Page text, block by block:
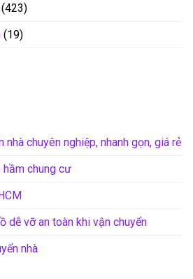
(423)
(19)
nhà chuyên nghiệp, nhanh gọn, giá rẻ
chung cư
dễ vỡ an toàn khi vận chuyển
nhà